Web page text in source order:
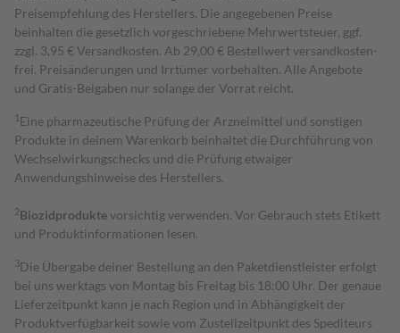
Preisempfehlung des Herstellers. Die angegebenen Preise
beinhalten die gesetzlich vorgeschriebene Mehrwertsteuer, ggf.
zzgl. 3,95 € Versandkosten. Ab 29,00 € Bestell­wert versand­kosten­
frei. Preisänderungen und Irrtümer vorbehalten. Alle Angebote
und Gratis-Beigaben nur solange der Vorrat reicht.
1 Eine pharmazeutische Prüfung der Arzneimittel und sonstigen
Produkte in deinem Warenkorb beinhaltet die Durchführung von
Wechselwirkungschecks und die Prüfung etwaiger
Anwendungshinweise des Herstellers.
2Biozidproduktevorsichtig verwenden. Vor Gebrauch stets Etikett
und Produktinformationen lesen.
3Die Übergabe deiner Bestellung an den Paketdienstleister erfolgt
bei uns werktags von Montag bis Freitag bis 18:00 Uhr. Der genaue
Lieferzeitpunkt kann je nach Region und in Abhängigkeit der
Produktverfügbarkeit sowie vom Zustellzeitpunkt des Spediteurs